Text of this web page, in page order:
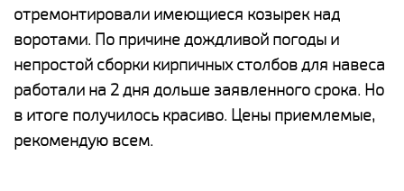
отремонтировали имеющиеся козырек над
воротами. По причине дождливой погоды и
непростой сборки кирпичных столбов для навеса
работали на 2 дня дольше заявленного срока. Но
в итоге получилось красиво. Цены приемлемые,
рекомендую всем.